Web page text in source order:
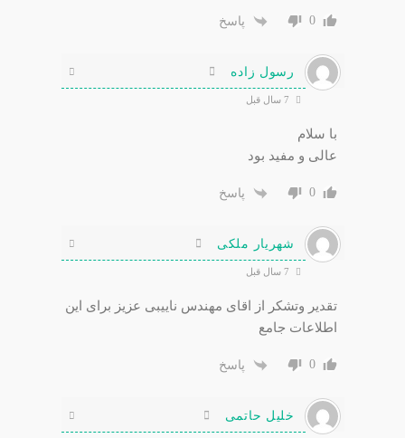
0 پاسخ
رسول زاده
با سلام
عالی و مفید بود
0 پاسخ
شهریار ملکی
تقدیر وتشکر از اقای مهندس ناییبی عزیز برای این
اطلاعات جامع
0 پاسخ
خلیل حاتمی